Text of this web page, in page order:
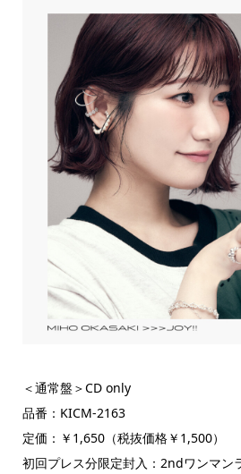
＜通常盤＞CD only
品番：KICM-2163
定価：￥1,650（税抜価格￥1,500）
初回プレス分限定封入：2ndワンマン